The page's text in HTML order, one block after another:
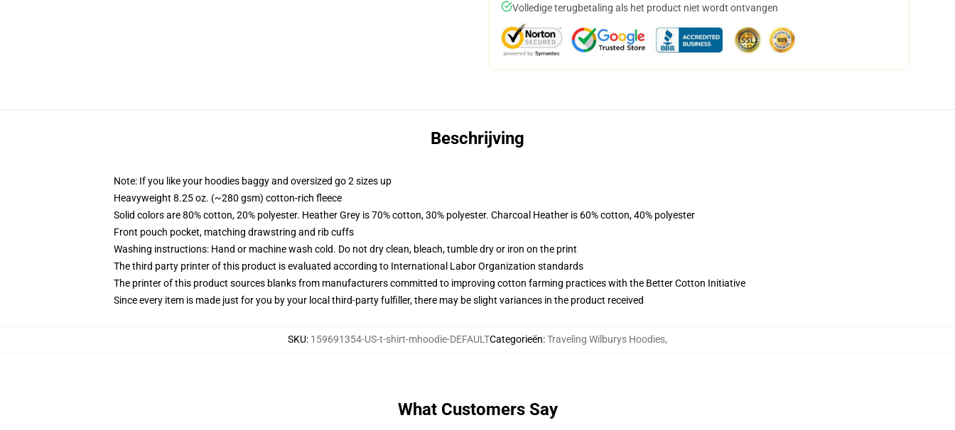
Volledige terugbetaling als het product niet wordt ontvangen
Beschrijving
Note: If you like your hoodies baggy and oversized go 2 sizes up
Heavyweight 8.25 oz. (~280 gsm) cotton-rich fleece
Solid colors are 80% cotton, 20% polyester. Heather Grey is 70% cotton, 30% polyester. Charcoal Heather is 60% cotton, 40% polyester
Front pouch pocket, matching drawstring and rib cuffs
Washing instructions: Hand or machine wash cold. Do not dry clean, bleach, tumble dry or iron on the print
The third party printer of this product is evaluated according to International Labor Organization standards
The printer of this product sources blanks from manufacturers committed to improving cotton farming practices with the Better Cotton Initiative
Since every item is made just for you by your local third-party fulfiller, there may be slight variances in the product received
SKU: 159691354-US-t-shirt-mhoodie-DEFAULTCategorieën:Traveling Wilburys Hoodies,
What Customers Say